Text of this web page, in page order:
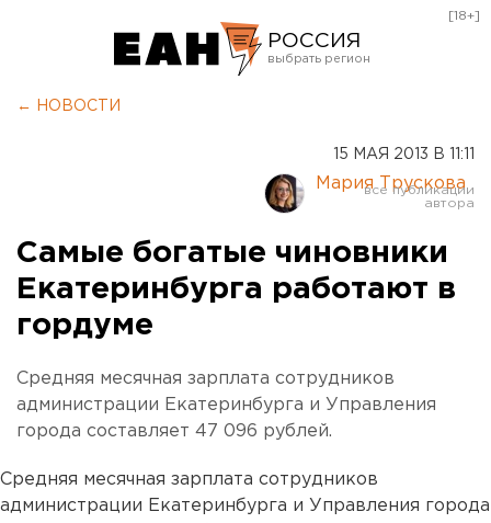
РОССИЯ
Курган
Оренбург
[18+]
← НОВОСТИ
15 МАЯ 2013 В 11:11
Мария Трускова
Самые богатые чиновники
Екатеринбурга работают в
гордуме
Средняя месячная зарплата сотрудников
администрации Екатеринбурга и Управления
города составляет 47 096 рублей.
Средняя месячная зарплата сотрудников
администрации Екатеринбурга и Управления города